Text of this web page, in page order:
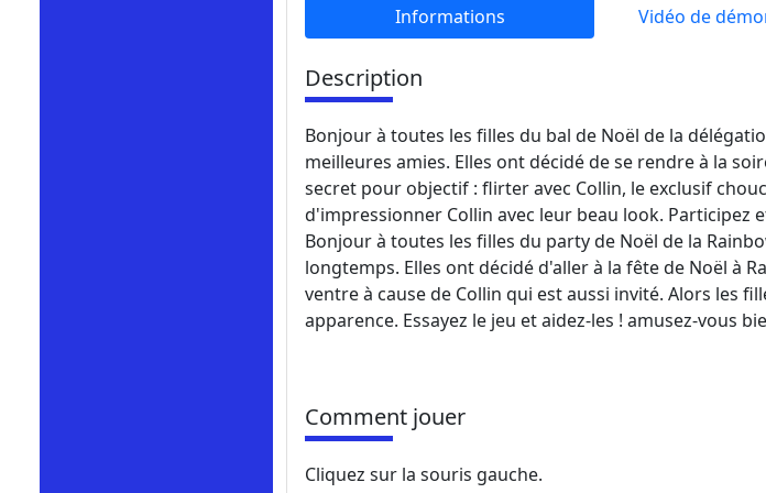
Informations Vidéo de
Description
Bonjour à toutes les filles du bal de Noël de la
meilleures amies. Elles ont décidé de se rendre à la
secret pour objectif : flirter avec Collin, le exclusif
d'impressionner Collin avec leur beau look. Participez
Bonjour à toutes les filles du party de Noël de la
longtemps. Elles ont décidé d'aller à la fête de Noël à
ventre à cause de Collin qui est aussi invité. Alors les
apparence. Essayez le jeu et aidez-les ! amusez-vous
Comment jouer
Cliquez sur la souris gauche.